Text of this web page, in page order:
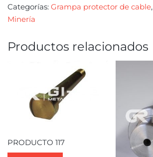
Categorías: Grampa protector de cable,
Minería
Productos relacionados
PRODUCTO 117